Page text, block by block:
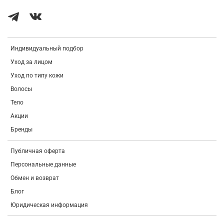
Extract, Trehalose, Opuntia Tuna Fruit Extract, Fragrance.
Индивидуальный подбор
Уход за лицом
Уход по типу кожи
Волосы
Тело
Акции
Бренды
Публичная оферта
Персональные данные
Обмен и возврат
Блог
Юридическая информация